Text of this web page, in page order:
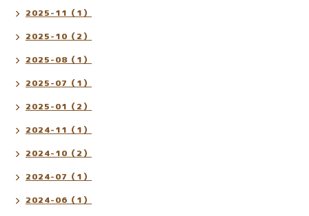
2025-11（1）
2025-10（2）
2025-08（1）
2025-07（1）
2025-01（2）
2024-11（1）
2024-10（2）
2024-07（1）
2024-06（1）